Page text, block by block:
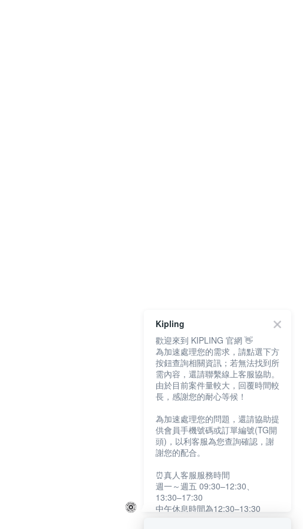
Kipling
歡迎來到 KIPLING 官網 👋
為加速處理您的需求，請點選下方
按鈕查詢相關資訊；若無法找到所
需內容，還請聯繫線上客服協助。
由於目前案件量較大，回覆時間較
長，感謝您的耐心等候！
為加速處理您的問題，還請協助提
供會員手機號碼或訂單編號(TG開
頭)，以利客服為您查詢確認，謝
謝您的配合。
⏰真人客服服務時間
週一～週五 09:30–12:30、
13:30–17:30
中午休息時間為12:30–13:30